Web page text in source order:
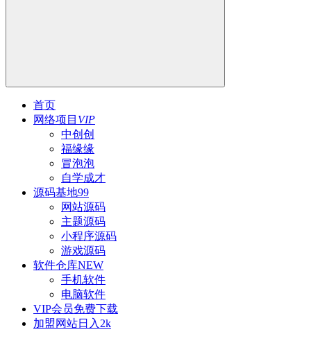
首页
网络项目 VIP
中创创
福缘缘
冒泡泡
自学成才
源码基地99
网站源码
主题源码
小程序源码
游戏源码
软件仓库NEW
手机软件
电脑软件
VIP会员免费下载
加盟网站日入2k